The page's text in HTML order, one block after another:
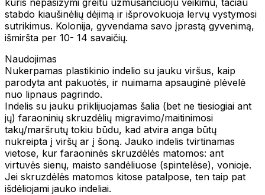
stabdo kiaušinėlių dėjimą ir išprovokuoja lervų vystymosi
sutrikimus. Kolonija, gyvendama savo įprastą gyvenimą,
išmiršta per 10- 14 savaičių.
Naudojimas
Nukerpamas plastikinio indelio su jauku viršus, kaip
parodyta ant pakuotės, ir nuimama apsauginė plėvelė
nuo lipnaus pagrindo.
Indelis su jauku priklijuojamas šalia (bet ne tiesiogiai ant
jų) faraoninių skruzdėlių migravimo/maitinimosi
takų/maršrutų tokiu būdu, kad atvira anga būtų
nukreipta į viršų ar į šoną. Jauko indelis tvirtinamas
vietose, kur faraoninės skruzdėlės matomos: ant
virtuvės sienų, maisto sandėliuose (spintelėse), vonioje.
Jei skruzdėlės matomos kitose patalpose, ten taip pat
išdėliojami jauko indeliai.